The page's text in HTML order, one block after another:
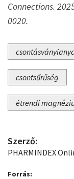
Connections.
0020.
csontsűrűség
étrendi
Szerző:
PHARMINDEX
Forrás: